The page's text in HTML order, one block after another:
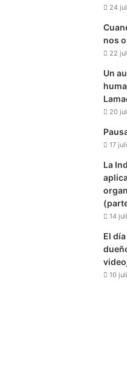
24
nos
22
Un
20
17
La
14
El
10